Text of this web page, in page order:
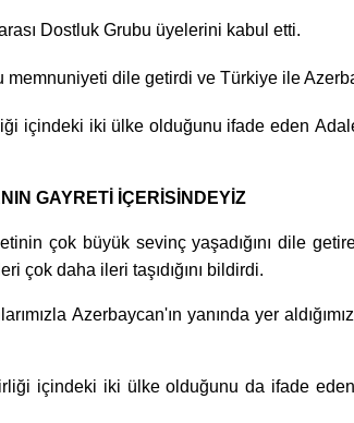
Dostluk Grubu üyelerini kabul etti.
dile getirdi ve Türkiye ile
içindeki iki ülke olduğunu ifade eden
GAYRETİ İÇERİSİNDEYİZ
çok büyük sevinç yaşadığını dile
çok daha ileri taşıdığını bildirdi.
Azerbaycan'ın yanında yer
içindeki iki ülke olduğunu da ifade